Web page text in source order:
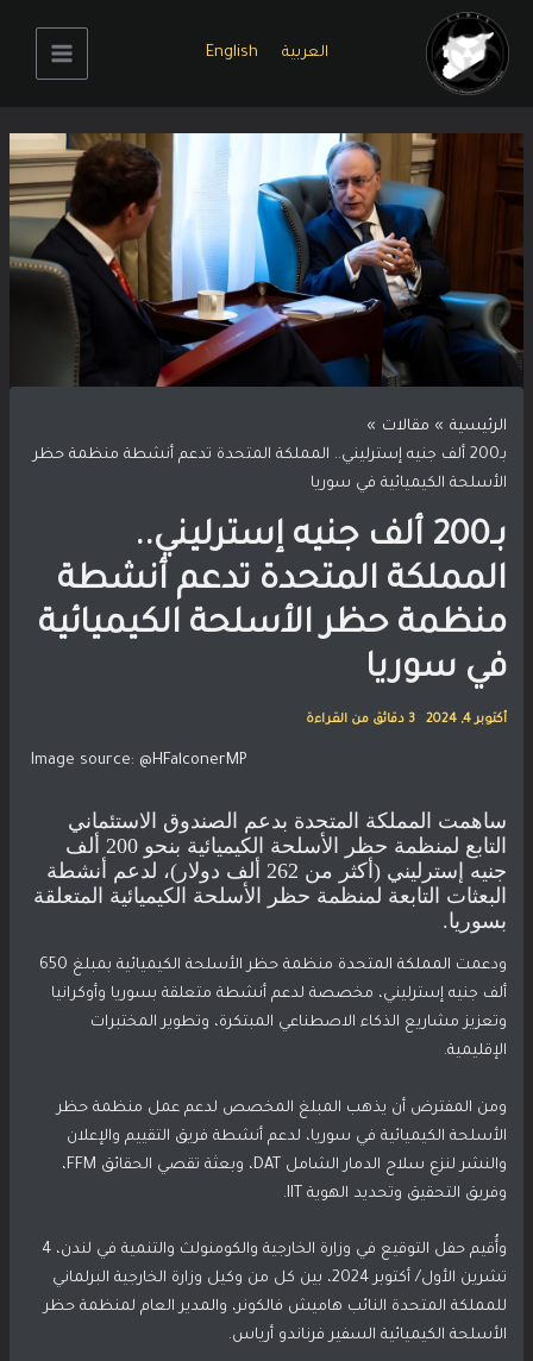
المحتوى
العربية English
Main
الرئيسية
مقالات
بـ200 ألف جنيه إسترليني.. المملكة المتحدة تدعم أنشطة منظمة حظر
الأسلحة الكيميائية في سوريا
بـ200 ألف جنيه إسترليني..
المملكة المتحدة تدعم أنشطة
منظمة حظر الأسلحة الكيميائية
في سوريا
أكتوبر 4, 2024 3 دقائق من القراءة
Image source: @HFalconerMP
ساهمت المملكة المتحدة بدعم الصندوق الاستئماني
التابع لمنظمة حظر الأسلحة الكيميائية بنحو 200 ألف
جنيه إسترليني (أكثر من 262 ألف دولار)، لدعم أنشطة
البعثات التابعة لمنظمة حظر الأسلحة الكيميائية المتعلقة
بسوريا.
ودعمت المملكة المتحدة
منظمة حظر الأسلحة الكيميائية بمبلغ 650
ألف جنيه إسترليني، مخصصة لدعم أنشطة متعلقة بسوريا وأوكرانيا
وتعزيز مشاريع الذكاء الاصطناعي المبتكرة، وتطوير المختبرات
الإقليمية.
ومن المفترض أن يذهب المبلغ المخصص لدعم عمل منظمة حظر
الأسلحة الكيميائية في سوريا، لدعم أنشطة فريق التقييم والإعلان
والنشر لنزع سلاح الدمار الشامل DAT، وبعثة تقصي الحقائق FFM،
وفريق التحقيق وتحديد الهوية IIT.
وأُقيم حفل التوقيع في وزارة الخارجية والكومنولث والتنمية في لندن، 4
تشرين الأول/ أكتوبر 2024، بين كل من وكيل وزارة الخارجية البرلماني
للمملكة المتحدة النائب هاميش فالكونر، والمدير العام لمنظمة حظر
الأسلحة الكيميائية السفير فرناندو أرياس.